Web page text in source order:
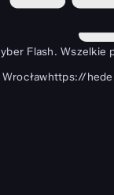
Flash. Wszelkie
https://